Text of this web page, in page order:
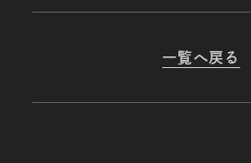
一覧へ戻る